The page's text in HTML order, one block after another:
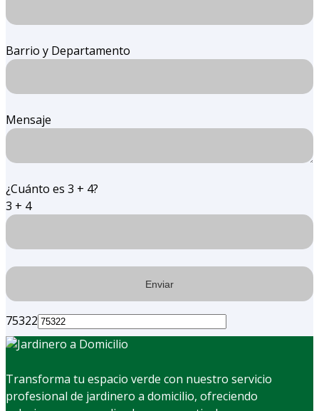
Barrio y Departamento
Mensaje
¿Cuánto es 3 + 4?
3 + 4
75322
Transforma tu espacio verde con nuestro servicio
profesional de jardinero a domicilio, ofreciendo